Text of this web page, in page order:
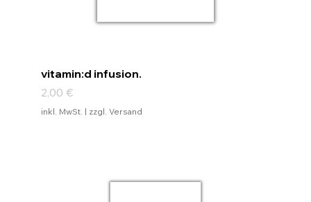
vitamin:d infusion.
Preis
2,00 €
inkl. MwSt. | zzgl. Versand